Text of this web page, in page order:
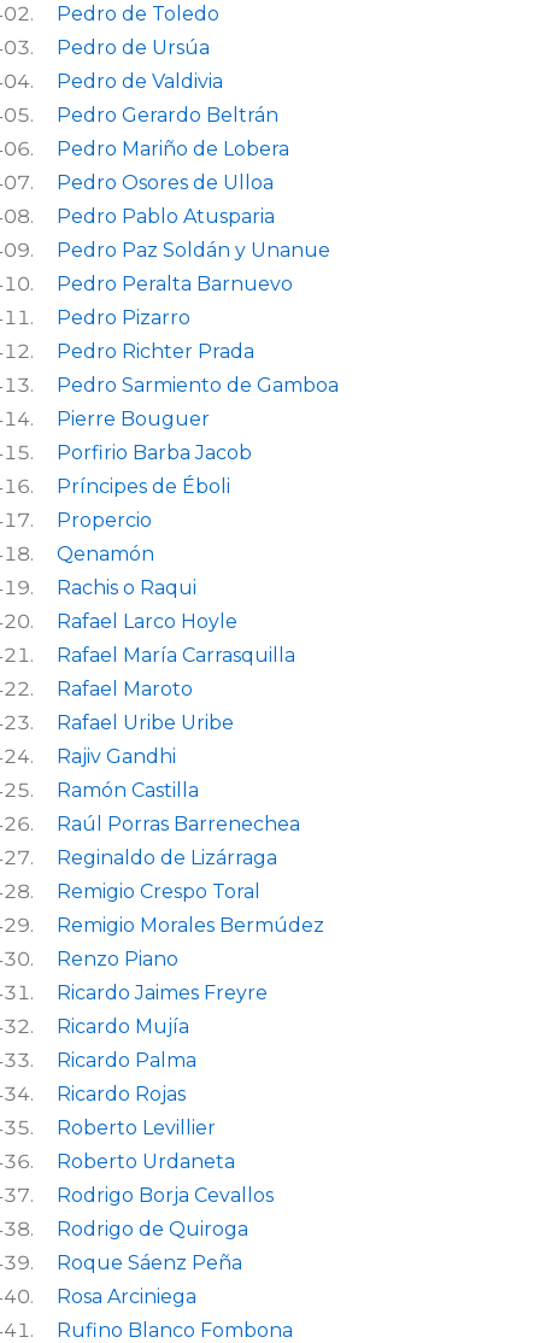
Pedro de Toledo
Pedro de Ursúa
Pedro de Valdivia
Pedro Gerardo Beltrán
Pedro Mariño de Lobera
Pedro Osores de Ulloa
Pedro Pablo Atusparia
Pedro Paz Soldán y Unanue
Pedro Peralta Barnuevo
Pedro Pizarro
Pedro Richter Prada
Pedro Sarmiento de Gamboa
Pierre Bouguer
Porfirio Barba Jacob
Príncipes de Éboli
Propercio
Qenamón
Rachis o Raqui
Rafael Larco Hoyle
Rafael María Carrasquilla
Rafael Maroto
Rafael Uribe Uribe
Rajiv Gandhi
Ramón Castilla
Raúl Porras Barrenechea
Reginaldo de Lizárraga
Remigio Crespo Toral
Remigio Morales Bermúdez
Renzo Piano
Ricardo Jaimes Freyre
Ricardo Mujía
Ricardo Palma
Ricardo Rojas
Roberto Levillier
Roberto Urdaneta
Rodrigo Borja Cevallos
Rodrigo de Quiroga
Roque Sáenz Peña
Rosa Arciniega
Rufino Blanco Fombona